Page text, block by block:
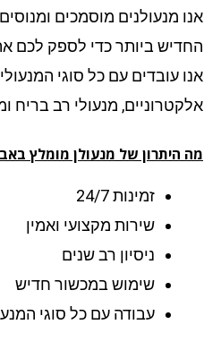
מנעולנים מוסמכים ומנוסים,
ביותר כדי לספק לכם את
עובדים עם כל סוגי המנעולים,
מנעולי רב בריח
היתרון של מנעולן מומלץ באבן
זמינות 24/7
שירות מקצועי ואמין
ניסיון רב שנים
שימוש במכשור חדיש
עבודה עם כל סוגי המנעולים